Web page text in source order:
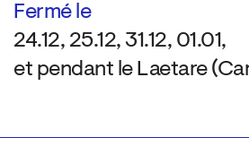
Fermé le
24.12, 25.12, 31.12, 01.01,
et pendant le Laetare